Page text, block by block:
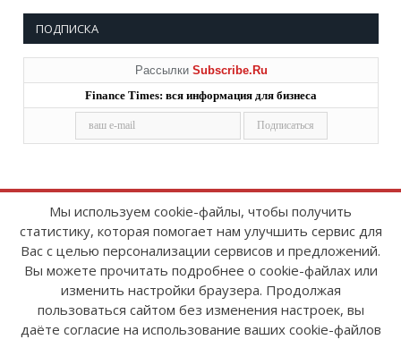
ПОДПИСКА
Рассылки Subscribe.Ru
Finance Times: вся информация для бизнеса
Copyright © 2008-2026FinanceTimes
Зарегистрировано в Роскомнадзоре
Свидетельство о регистрации СМИ:
серия Эл № ФС77-86300 от 10 ноября 2023 г
Мы используем cookie-файлы, чтобы получить
статистику, которая помогает нам улучшить сервис для
Вас с целью персонализации сервисов и предложений.
Вы можете прочитать подробнее о cookie-файлах или
изменить настройки браузера. Продолжая
пользоваться сайтом без изменения настроек, вы
даёте согласие на использование ваших cookie-файлов